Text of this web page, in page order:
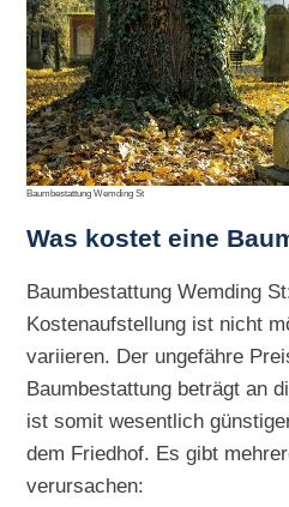
Baumbestattung Wemding St
Was kostet eine
Baumbestattung Wemding
Kostenaufstellung ist nicht
variieren. Der ungefähre
Baumbestattung beträgt an
ist somit wesentlich
dem Friedhof. Es gibt
verursachen: